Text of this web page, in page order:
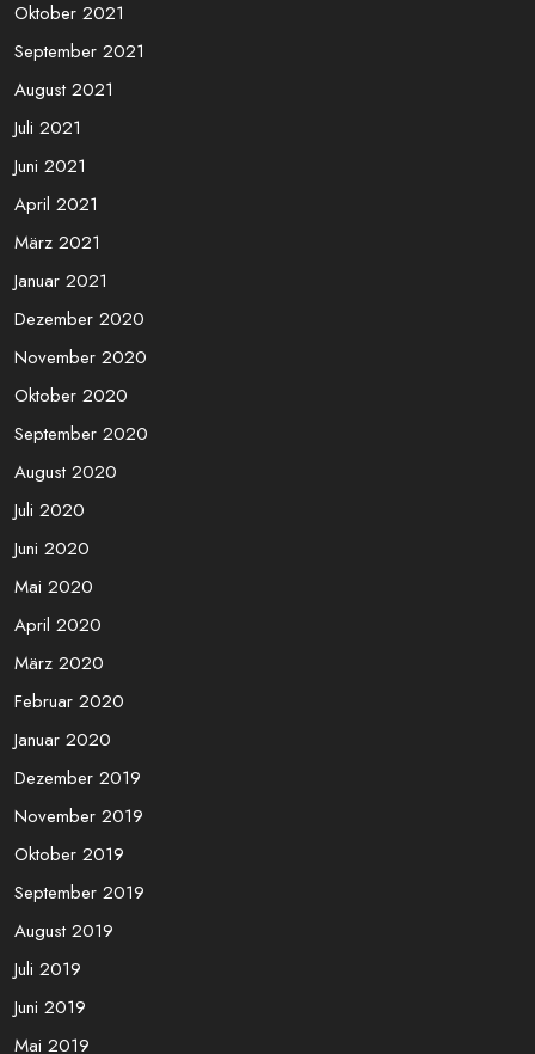
Oktober 2021
September 2021
August 2021
Juli 2021
Juni 2021
April 2021
März 2021
Januar 2021
Dezember 2020
November 2020
Oktober 2020
September 2020
August 2020
Juli 2020
Juni 2020
Mai 2020
April 2020
März 2020
Februar 2020
Januar 2020
Dezember 2019
November 2019
Oktober 2019
September 2019
August 2019
Juli 2019
Juni 2019
Mai 2019